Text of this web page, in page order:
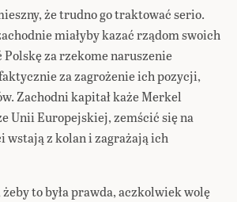
że trudno go traktować serio.
miałyby kazać rządom swoich
za rzekome naruszenie
za zagrożenie ich pozycji,
Zachodni kapitał każe Merkel
Unii Europejskiej, zemścić się na
wstają z kolan i zagrażają ich
to była prawda, aczkolwiek wolę